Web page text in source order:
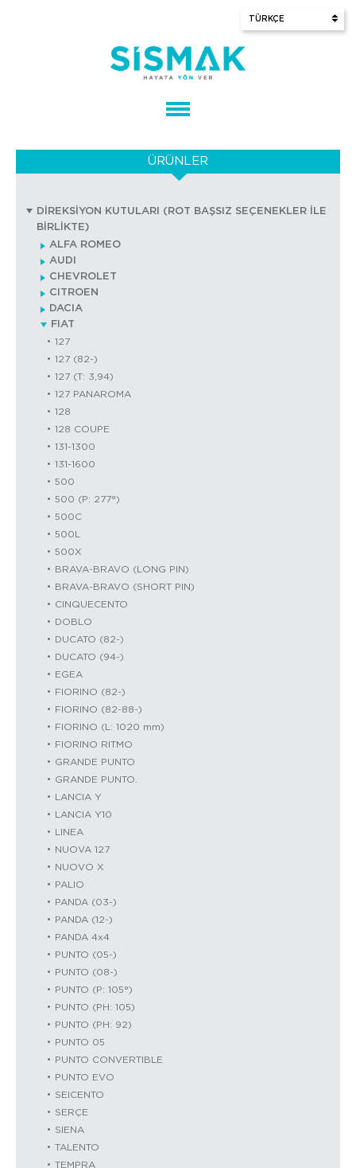
ÜRÜNLER
DİREKSİYON KUTULARI (ROT BAŞSIZ SEÇENEKLER İLE
BİRLİKTE)
ALFA ROMEO
AUDI
CHEVROLET
CITROEN
DACIA
FIAT
127
127 (82-)
127 (T: 3,94)
127 PANAROMA
128
128 COUPE
131-1300
131-1600
500
500 (P: 277°)
500C
500L
500X
BRAVA-BRAVO (LONG PIN)
BRAVA-BRAVO (SHORT PIN)
CINQUECENTO
DOBLO
DUCATO (82-)
DUCATO (94-)
EGEA
FIORINO (82-)
FIORINO (82-88-)
FIORINO (L: 1020 mm)
FIORINO RITMO
GRANDE PUNTO
GRANDE PUNTO.
LANCIA Y
LANCIA Y10
LINEA
NUOVA 127
NUOVO X
PALIO
PANDA (03-)
PANDA (12-)
PANDA 4x4
PUNTO (05-)
PUNTO (08-)
PUNTO (P: 105°)
PUNTO (PH: 105)
PUNTO (PH: 92)
PUNTO 05
PUNTO CONVERTIBLE
PUNTO EVO
SEICENTO
SERÇE
SIENA
TALENTO
TEMPRA